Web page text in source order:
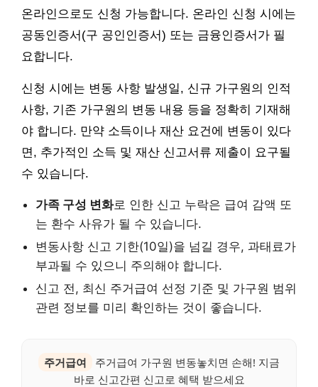
온라인으로도 신청 가능합니다. 온라인 신청 시에는
공동인증서(구 공인인증서) 또는 금융인증서가 필
요합니다.
신청 시에는 변동 사항 발생일, 신규 가구원의 인적
사항, 기존 가구원의 변동 내용 등을 정확히 기재해
야 합니다. 만약 소득이나 재산 요건에 변동이 있다
면, 추가적인 소득 및 재산 신고서류 제출이 요구될
수 있습니다.
가족 구성 변화로 인한 신고 누락은 급여 감액 또
는 환수 사유가 될 수 있습니다.
변동사항 신고 기한(10일)을 넘길 경우, 과태료가
부과될 수 있으니 주의해야 합니다.
신고 전, 최신 주거급여 선정 기준 및 가구원 범위
관련 정보를 미리 확인하는 것이 좋습니다.
주거급여
주거급여 가구원 변동놓치면 손해! 지금
바로 신고간편 신고로 혜택 받으세요